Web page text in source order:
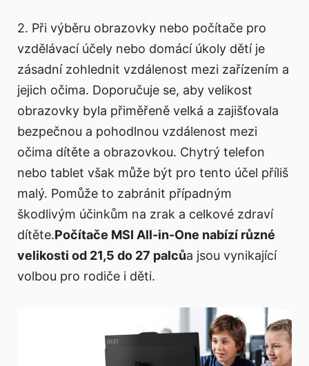
2. Při výběru obrazovky nebo počítače pro
vzdělávací účely nebo domácí úkoly dětí je
zásadní zohlednit vzdálenost mezi zařízením a
jejich očima. Doporučuje se, aby velikost
obrazovky byla přiměřeně velká a zajišťovala
bezpečnou a pohodlnou vzdálenost mezi
očima dítěte a obrazovkou. Chytrý telefon
nebo tablet však může být pro tento účel příliš
malý. Pomůže to zabránit případným
škodlivým účinkům na zrak a celkové zdraví
dítěte.Počítače MSI All-in-One nabízí různé
velikosti od 21,5 do 27 palcůa jsou vynikající
volbou pro rodiče i děti.